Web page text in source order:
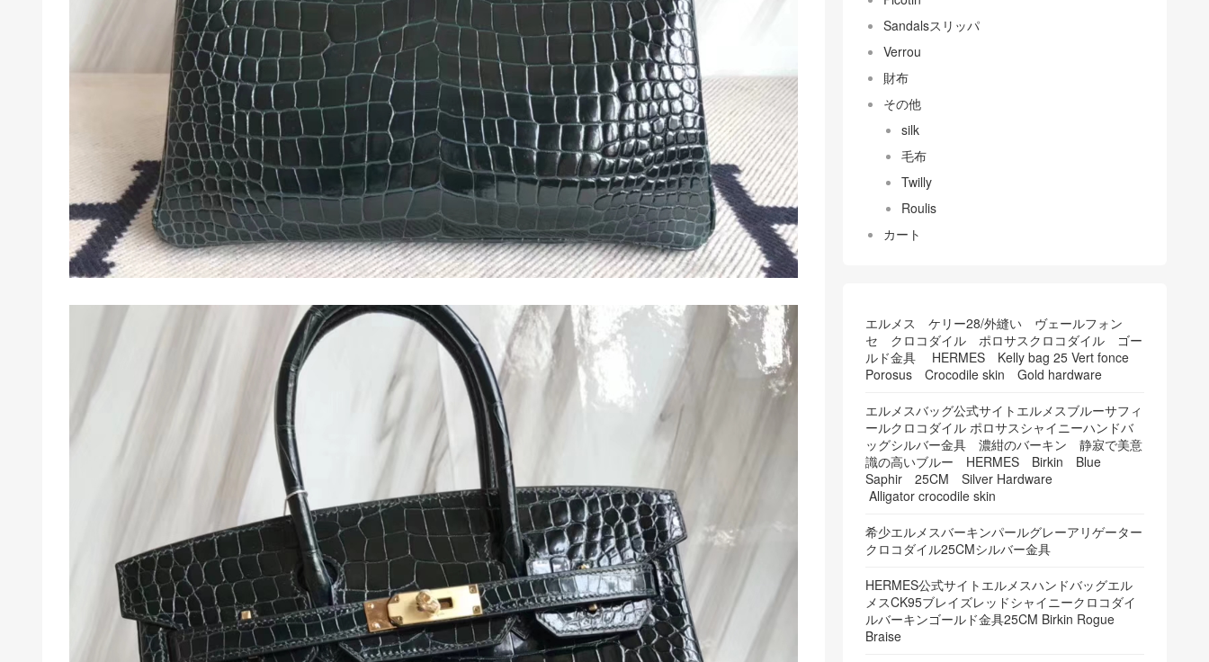
Sandalsスリッパ
Verrou
財布
その他
silk
毛布
Twilly
Roulis
カート
エルメス ケリー28/外縫い ヴェールフォン
セ クロコダイル ポロサスクロコダイル ゴー
ルド金具 HERMES Kelly bag 25 Vert fonce
Porosus Crocodile skin Gold hardware
エルメスバッグ公式サイトエルメスブルーサフィ
ールクロコダイル ポロサスシャイニーハンドバ
ッグシルバー金具 濃紺のバーキン 静寂で美意
識の高いブルー HERMES Birkin Blue
Saphir 25CM Silver Hardware
Alligator crocodile skin
希少エルメスバーキンパールグレーアリゲーター
クロコダイル25CMシルバー金具
HERMES公式サイトエルメスハンドバッグエル
メスCK95ブレイズレッドシャイニークロコダイ
ルバーキンゴールド金具25CM Birkin Rogue
Braise